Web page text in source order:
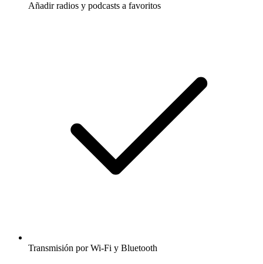
Añadir radios y podcasts a favoritos
Transmisión por Wi-Fi y Bluetooth